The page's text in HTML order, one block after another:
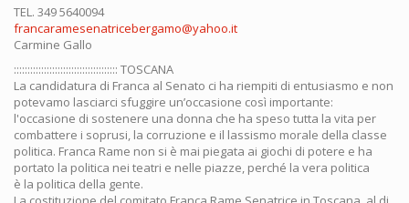
TEL. 349 5640094
francaramesenatricebergamo@yahoo.it
Carmine Gallo
:::::::::::::::::::::::::::::::::::::: TOSCANA
La candidatura di Franca al Senato ci ha riempiti di entusiasmo e non
potevamo lasciarci sfuggire un’occasione così importante:
l'occasione di sostenere una donna che ha speso tutta la vita per
combattere i soprusi, la corruzione e il lassismo morale della classe
politica. Franca Rame non si è mai piegata ai giochi di potere e ha
portato la politica nei teatri e nelle piazze, perché la vera politica
è la politica della gente.